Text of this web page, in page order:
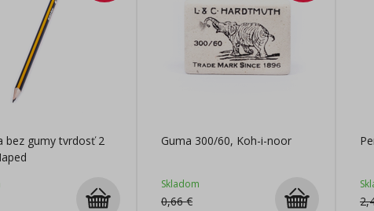
bez gumy tvrdosť 2
Guma 300/60, Koh-i-noor
Skladom
0,66€